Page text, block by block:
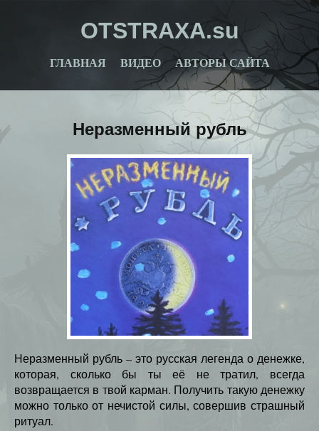
OTSTRAXA.su
ГЛАВНАЯ ВИДЕО АВТОРЫ САЙТА
Неразменный рубль
Неразменный рубль – это русская легенда о денежке,
которая, сколько бы ты её не тратил, всегда
возвращается в твой карман. Получить такую денежку
можно только от нечистой силы, совершив страшный
ритуал.